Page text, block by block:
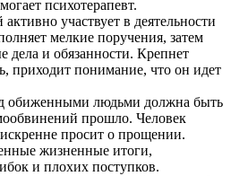
психотерапевт.
участвует в деятельности
мелкие поручения, затем
дела и обязанности. Крепнет
приходит понимание, что он идет
обиженными людьми должна быть
прошло. Человек
просит о прощении.
жизненные итоги,
и плохих поступков.